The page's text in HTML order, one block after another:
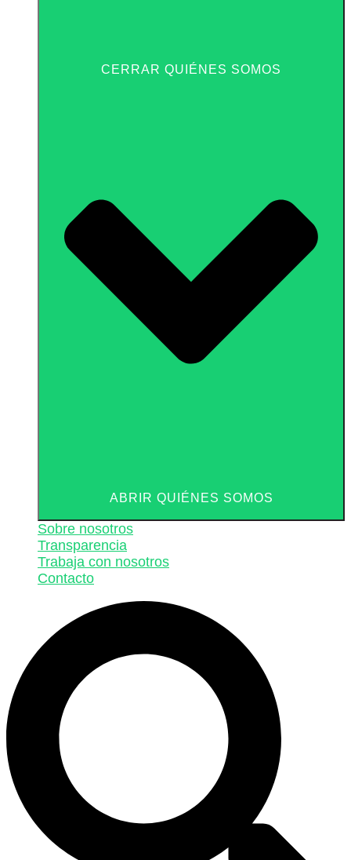
CERRAR QUIÉNES SOMOS
ABRIR QUIÉNES SOMOS
Sobre nosotros
Transparencia
Trabaja con nosotros
Contacto